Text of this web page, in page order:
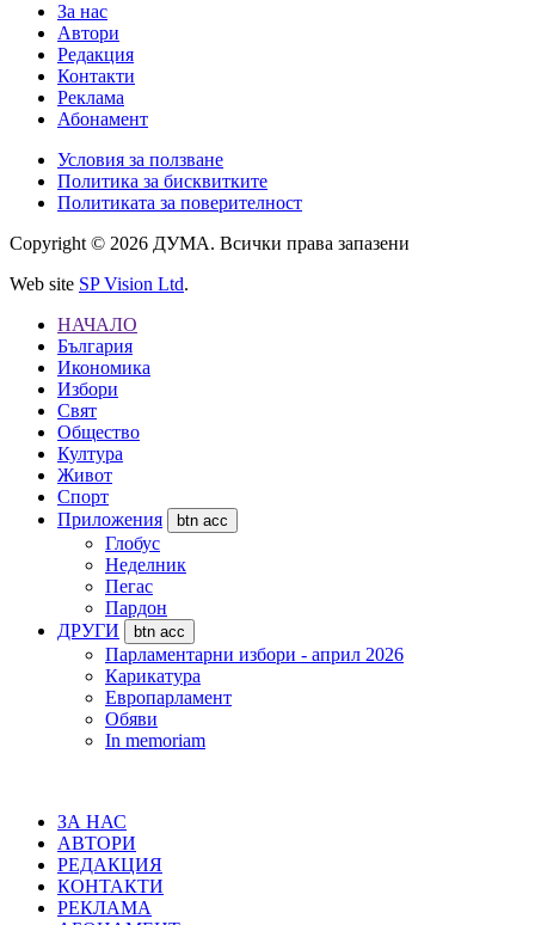
За нас
Автори
Редакция
Контакти
Реклама
Абонамент
Условия за ползване
Политика за бисквитките
Политиката за поверителност
Copyright © 2026 ДУМА. Всички права запазени
Web site SP Vision Ltd.
НАЧАЛО
България
Икономика
Избори
Свят
Общество
Култура
Живот
Спорт
Приложения
btn acc
Глобус
Неделник
Пегас
Пардон
ДРУГИ
btn acc
Парламентарни избори - април 2026
Карикатура
Европарламент
Обяви
In memoriam
ЗА НАС
АВТОРИ
РЕДАКЦИЯ
КОНТАКТИ
РЕКЛАМА